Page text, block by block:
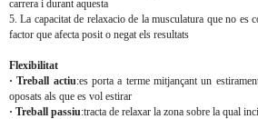
carrera i durant aquesta
5. La capacitat de relaxacio de la musculatura que no es
factor que afecta posit o negat els resultats
Flexibilitat
· Treball actiu:es porta a terme mitjançant un
oposats als que es vol estirar
· Treball passiu:tracta de relaxar la zona sobre la qual